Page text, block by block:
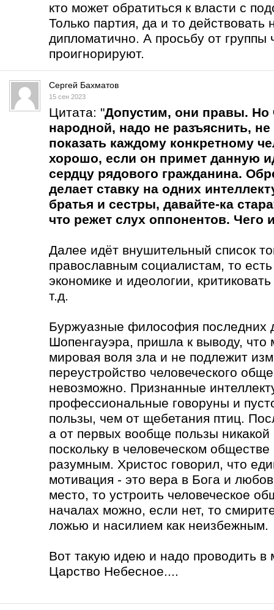
кто может обратиться к власти с
Только партия, да и то действовать
дипломатично. А просьбу от группы
проигнорируют.
Сергей Бахматов
15 сен 2023
Цитата: "Допустим, они правы. Но
народной, надо не разъяснить, не
показать каждому конкретному
хорошо, если он примет данную
сердцу рядового гражданина.
делает ставку на одних
братья и сестры, давайте-ка
что режет слух оппонентов. Чего
Далее идёт внушительный список
православным социалистам, то
экономике и идеологии,
т.д.
Буржуазные философия последних
Шопенгауэра, пришла к выводу, что
мировая воля зла и не подлежит
переустройство человеческого
невозможно. Признанные
профессиональные говоруны и
пользы, чем от щебетания птиц.
а от первых вообще пользы
поскольку в человеческом
разумным. Христос говорил, что
мотивация - это вера в Бога и
место, то устроить человеческое
началах можно, если нет, то
ложью и насилием как неизбежным.
Вот такую идею и надо проводить в
Царство Небесное....